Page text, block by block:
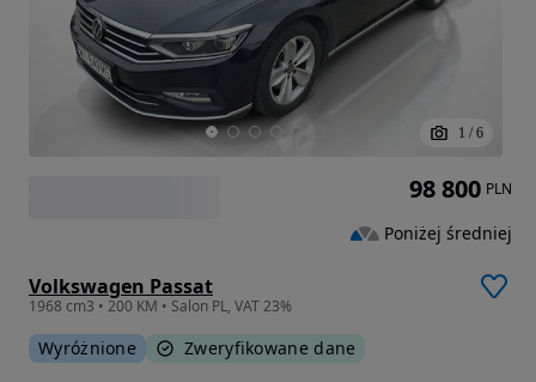
1 / 6
Volkswagen Passat
1968 cm3 • 200 KM • Salon PL, VAT 23%
Wyróżnione Zweryfikowane dane
98 800 PLN
Poniżej średniej